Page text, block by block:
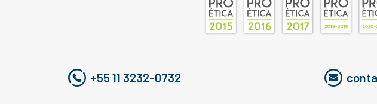
+55 11 3232-0732